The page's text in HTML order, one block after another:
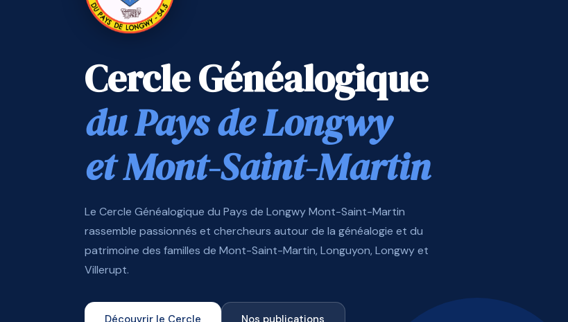
Cercle Généalogique
du Pays de Longwy
et Mont-Saint-Martin
Le Cercle Généalogique du Pays de Longwy Mont-Saint-Martin
rassemble passionnés et chercheurs autour de la généalogie et du
patrimoine des familles de Mont-Saint-Martin, Longuyon, Longwy et
Villerupt.